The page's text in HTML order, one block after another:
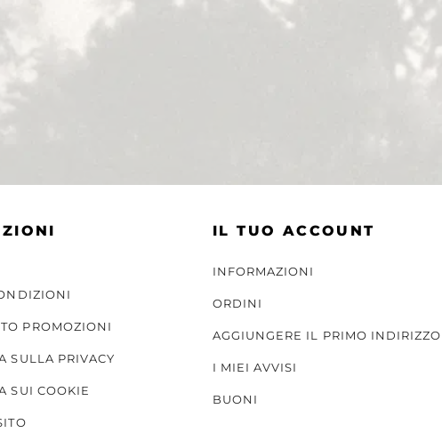
PROMOZIONI
SULLA PRIVACY
SUI COOKIE
IL TUO ACCOUNT
INFORMAZIONI
ORDINI
AGGIUNGERE IL PRIMO INDIRIZZO
I MIEI AVVISI
BUONI